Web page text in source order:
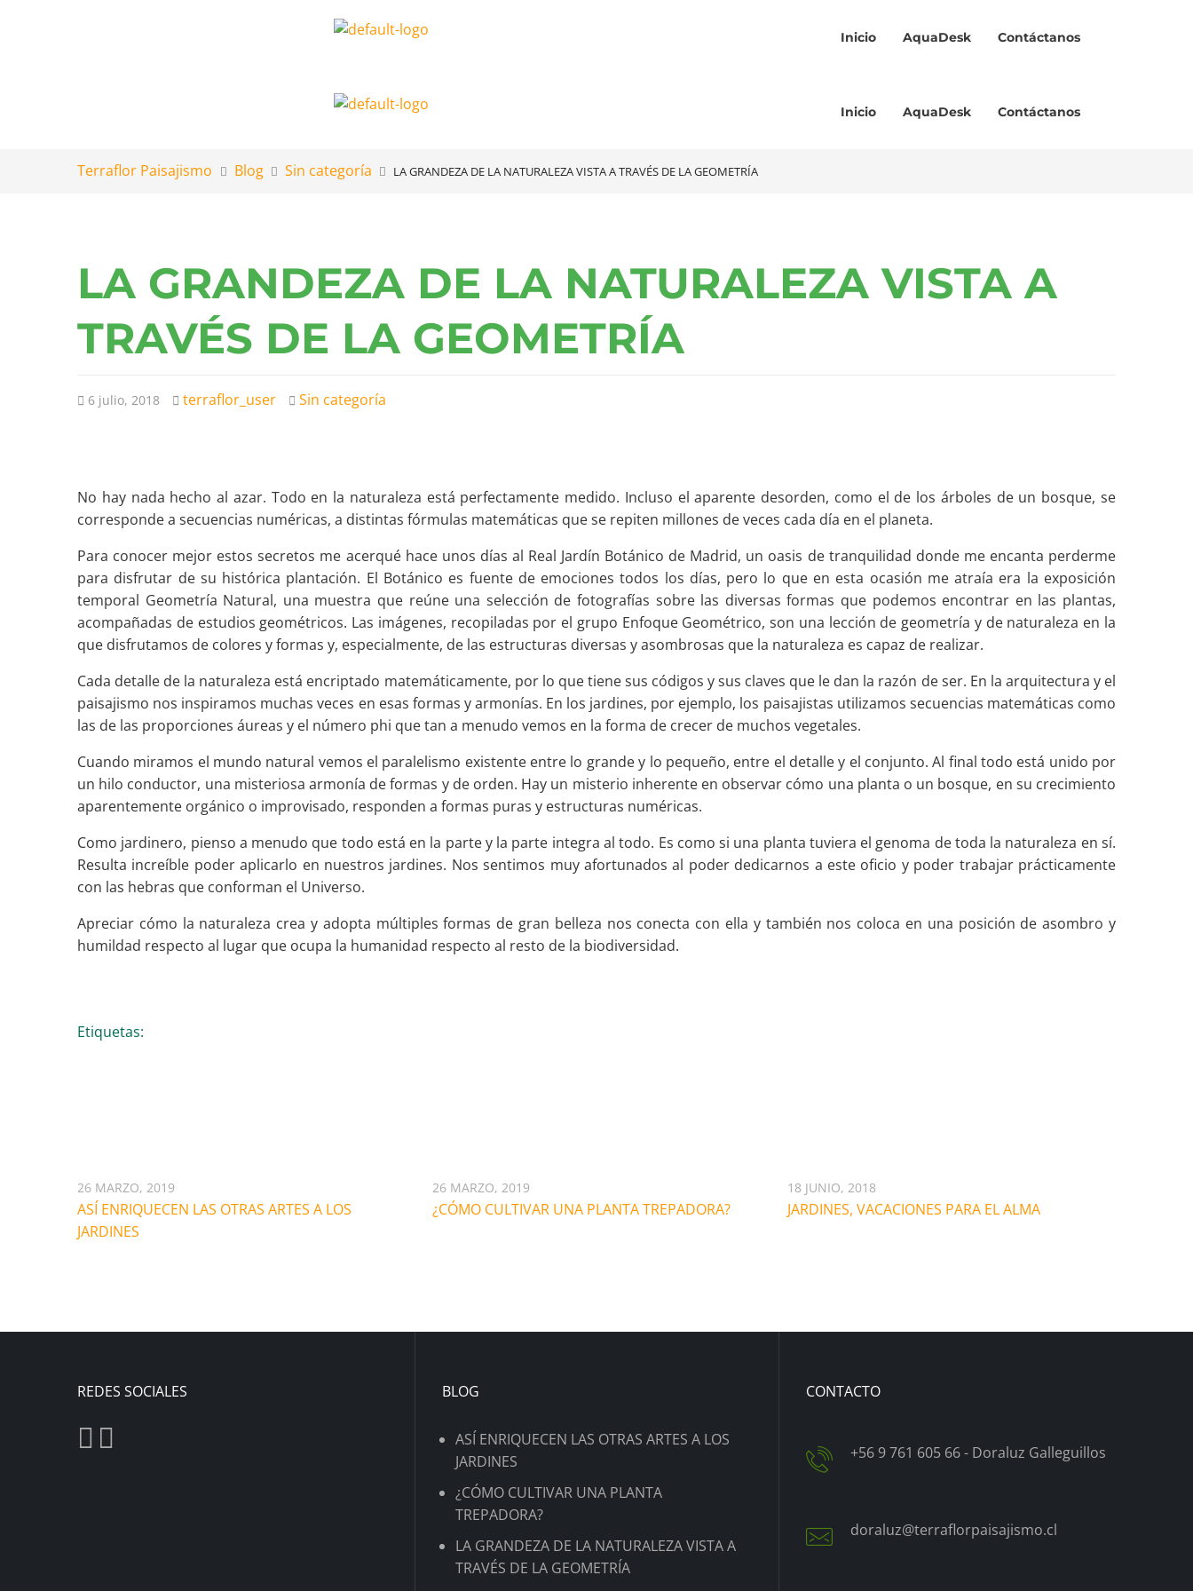
Inicio AquaDesk Contáctanos
Inicio AquaDesk Contáctanos
Terraflor Paisajismo Blog Sin categoría LA GRANDEZA DE LA NATURALEZA VISTA A TRAVÉS DE LA GEOMETRÍA
LA GRANDEZA DE LA NATURALEZA VISTA A
TRAVÉS DE LA GEOMETRÍA
6 julio, 2018 terraflor_user Sin categoría
No hay nada hecho al azar. Todo en la naturaleza está perfectamente medido. Incluso el aparente desorden, como el de los árboles de un bosque, se
corresponde a secuencias numéricas, a distintas fórmulas matemáticas que se repiten millones de veces cada día en el planeta.
Para conocer mejor estos secretos me acerqué hace unos días al Real Jardín Botánico de Madrid, un oasis de tranquilidad donde me encanta perderme
para disfrutar de su histórica plantación. El Botánico es fuente de emociones todos los días, pero lo que en esta ocasión me atraía era la exposición
temporal Geometría Natural, una muestra que reúne una selección de fotografías sobre las diversas formas que podemos encontrar en las plantas,
acompañadas de estudios geométricos. Las imágenes, recopiladas por el grupo Enfoque Geométrico, son una lección de geometría y de naturaleza en la
que disfrutamos de colores y formas y, especialmente, de las estructuras diversas y asombrosas que la naturaleza es capaz de realizar.
Cada detalle de la naturaleza está encriptado matemáticamente, por lo que tiene sus códigos y sus claves que le dan la razón de ser. En la arquitectura y el
paisajismo nos inspiramos muchas veces en esas formas y armonías. En los jardines, por ejemplo, los paisajistas utilizamos secuencias matemáticas como
las de las proporciones áureas y el número phi que tan a menudo vemos en la forma de crecer de muchos vegetales.
Cuando miramos el mundo natural vemos el paralelismo existente entre lo grande y lo pequeño, entre el detalle y el conjunto. Al final todo está unido por
un hilo conductor, una misteriosa armonía de formas y de orden. Hay un misterio inherente en observar cómo una planta o un bosque, en su crecimiento
aparentemente orgánico o improvisado, responden a formas puras y estructuras numéricas.
Como jardinero, pienso a menudo que todo está en la parte y la parte integra al todo. Es como si una planta tuviera el genoma de toda la naturaleza en sí.
Resulta increíble poder aplicarlo en nuestros jardines. Nos sentimos muy afortunados al poder dedicarnos a este oficio y poder trabajar prácticamente
con las hebras que conforman el Universo.
Apreciar cómo la naturaleza crea y adopta múltiples formas de gran belleza nos conecta con ella y también nos coloca en una posición de asombro y
humildad respecto al lugar que ocupa la humanidad respecto al resto de la biodiversidad.
Etiquetas:
26 MARZO, 2019
ASÍ ENRIQUECEN LAS OTRAS ARTES A LOS
JARDINES
26 MARZO, 2019
¿CÓMO CULTIVAR UNA PLANTA TREPADORA?
18 JUNIO, 2018
JARDINES, VACACIONES PARA EL ALMA
REDES SOCIALES BLOG
ASÍ ENRIQUECEN LAS OTRAS ARTES A LOS
JARDINES
¿CÓMO CULTIVAR UNA PLANTA
TREPADORA?
LA GRANDEZA DE LA NATURALEZA VISTA A
TRAVÉS DE LA GEOMETRÍA
CONTACTO
+56 9 761 605 66 - Doraluz Galleguillos
doraluz@terraflorpaisajismo.cl